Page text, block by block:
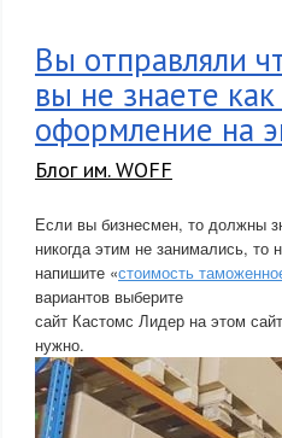
Вы отправляли
вы не знаете
оформление на
Блог им. WOFF
Если вы бизнесмен, то должны
никогда этим не занимались, то
напишите «стоимость
вариантов выберите
сайт Кастомс Лидер на этом
нужно.